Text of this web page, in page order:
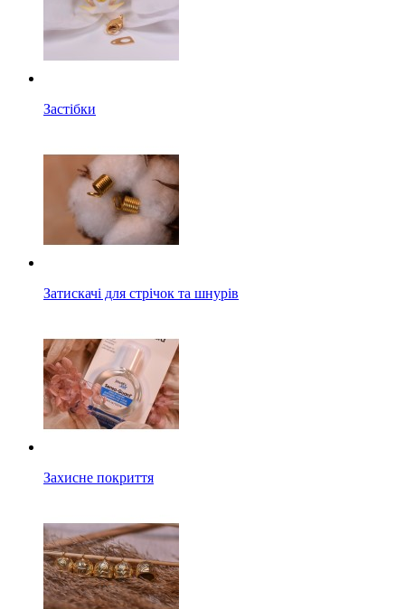
Застібки
Затискачі для стрічок та шнурів
Захисне покриття